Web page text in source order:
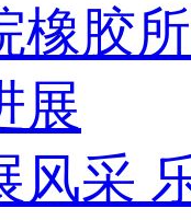
橡胶
展
风采